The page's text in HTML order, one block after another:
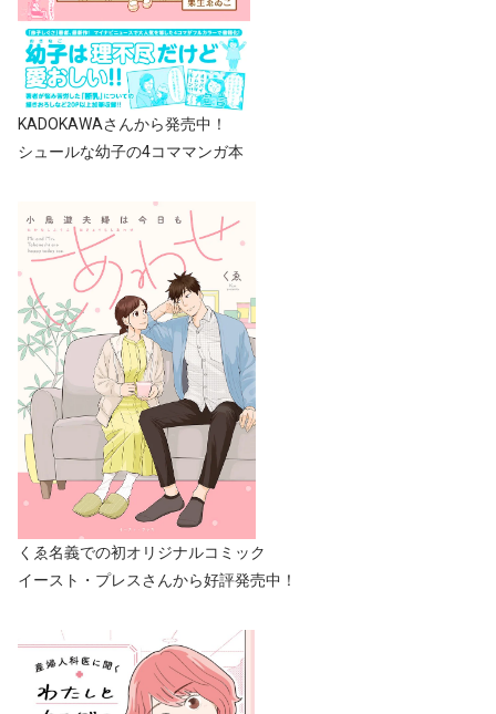
KADOKAWAさんから発売中！
シュールな幼子の4コママンガ本
くゑ名義での初オリジナルコミック
イースト・プレスさんから好評発売中！